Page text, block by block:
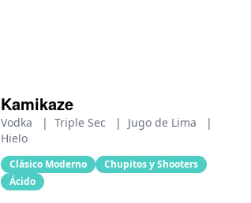
Kamikaze
Vodka | Triple Sec | Jugo de Lima
|
Hielo
Clásico Moderno
Chupitos y Shooters
Ácido